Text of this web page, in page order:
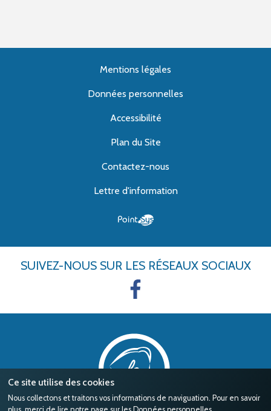
Ce site utilise des cookies
Nous collectons et traitons vos informations de naviguation. Pour en savoir
Mentions légales
Données personnelles
Accessibilité
Plan du Site
Contactez-nous
Lettre d'information
SUIVEZ-NOUS SUR LES RÉSEAUX SOCIAUX